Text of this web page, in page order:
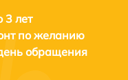
3 лет
по желанию
обращения